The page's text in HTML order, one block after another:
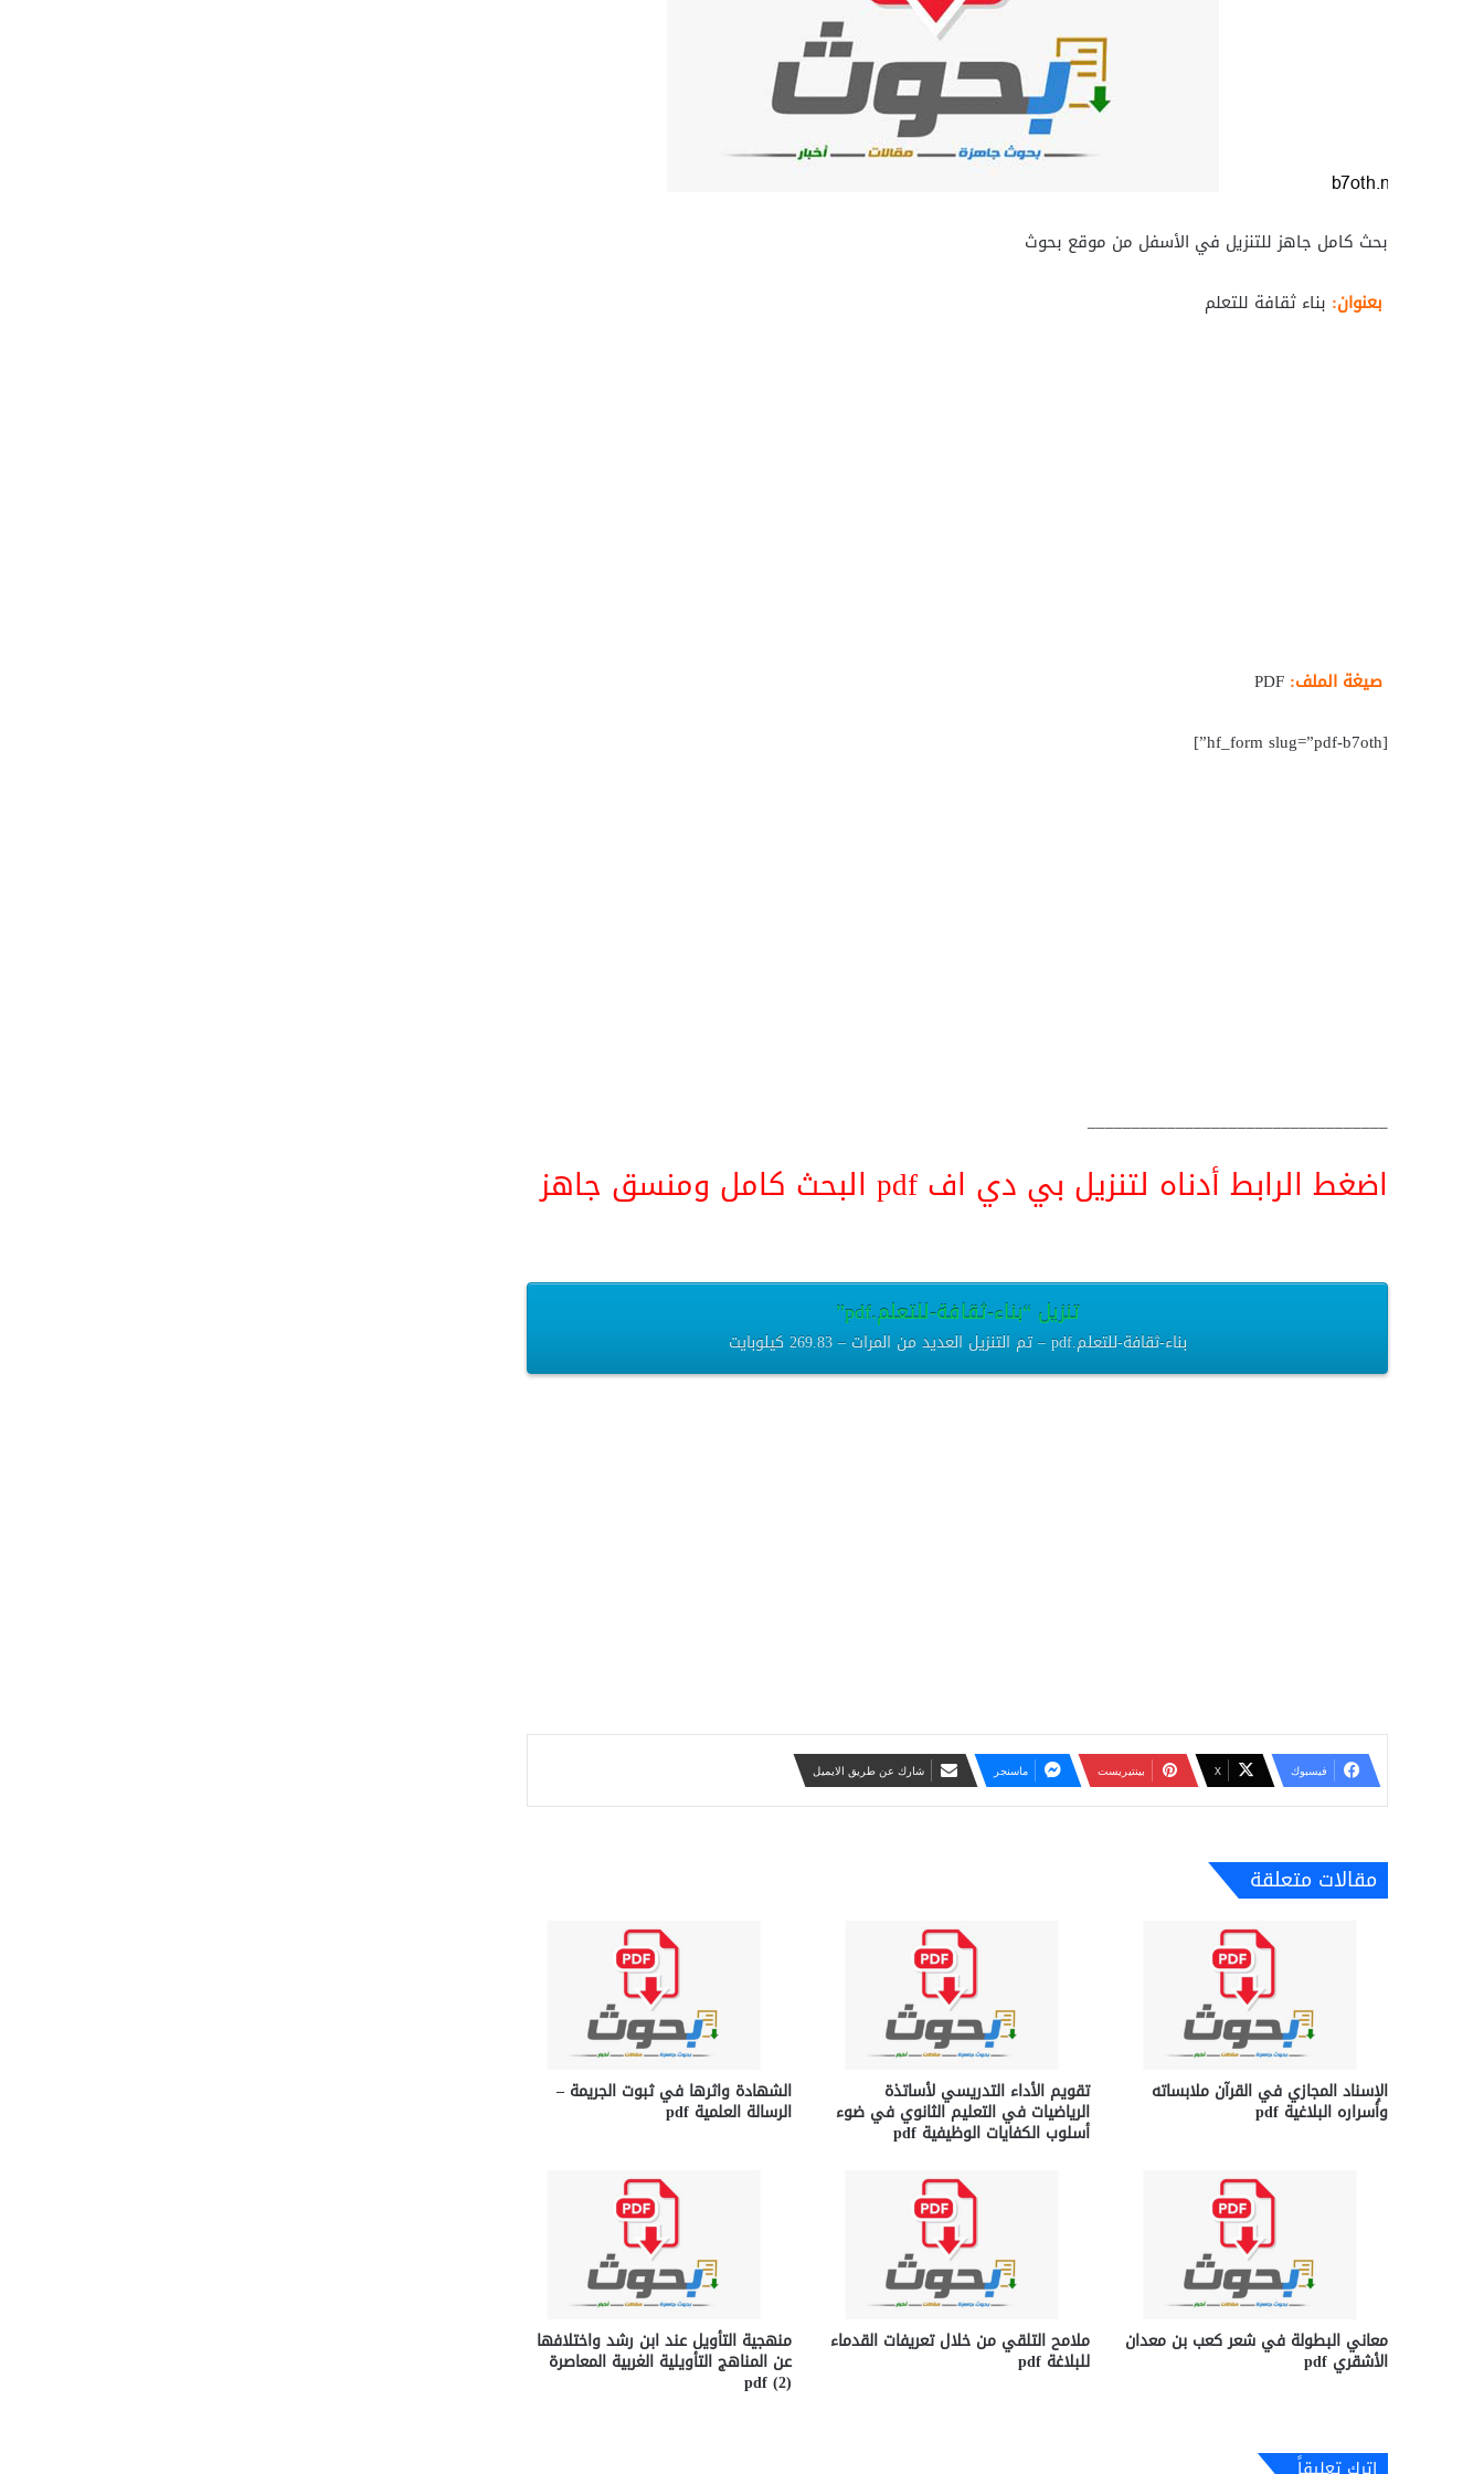
بحث كامل جاهز للتنزيل في الأسفل من موقع بحوث
بعنوان: بناء ثقافة للتعلم
صيغة الملف:
[hf_form slug=”pdf-b7oth”]
__________________________________
اضغط الرابط أدناه لتنزيل بي دي اف pdf البحث كامل ومنسق جاهز
تنزيل “بناء-ثقافة-للتعلم.pdf”
بناء-ثقافة-للتعلم.pdf – تم التنزيل العديد من المرات – 269.83 كيلوبايت
فيسبوك ‫X بينتيريست ماسنجر شارك عن طريق الايميل
مقالات متعلقة
الإسناد المجازي في القرآن ملابساته
وأسراره البلاغية pdf
تقویم الأداء التدریسي لأساتذة
الریاضیات في التعلیم الثانوي في ضوء
أسلوب الكفایات الوظیفیة pdf
الشهادة واثرها في ثبوت الجريمة –
الرسالة العلمية pdf
معاني البطولة في شعر كعب بن معدان
الأشقري pdf
ملامح التلقي من خلال تعريفات القدماء
للبلاغة pdf
منهجية التأويل عند ابن رشد واختلافها
عن المناهج التأويلية الغربية المعاصرة
(2) pdf